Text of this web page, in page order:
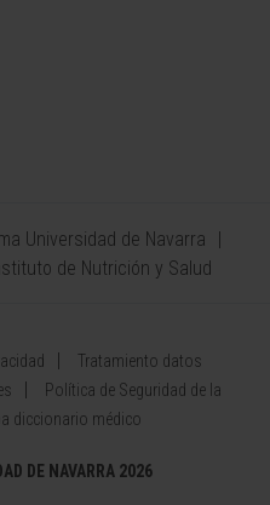
Universidad de Navarra
de Nutrición y Salud
Tratamiento datos
Política de Seguridad de la
diccionario médico
DE NAVARRA 2026